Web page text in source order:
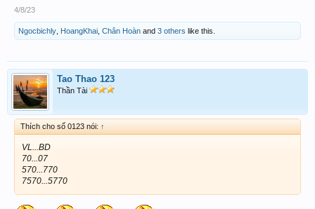
4/8/23
Ngocbichly HoangKhai Chân Hoàn and 3 others like this.
Tao Thao 123
Thần Tài
Thích cho số 0123 nói: ↑
VL...BD
70...07
570...770
7570...5770